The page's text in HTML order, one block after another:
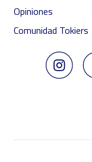
Opiniones
Comunidad Tokiers